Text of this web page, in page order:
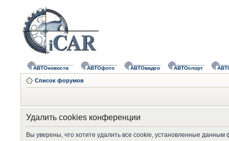
АВТОновости АВТОфото АВТОвидео АВТОспорт
Список форумов
Удалить cookies конференции
Вы уверены, что хотите удалить все cookie, установленные